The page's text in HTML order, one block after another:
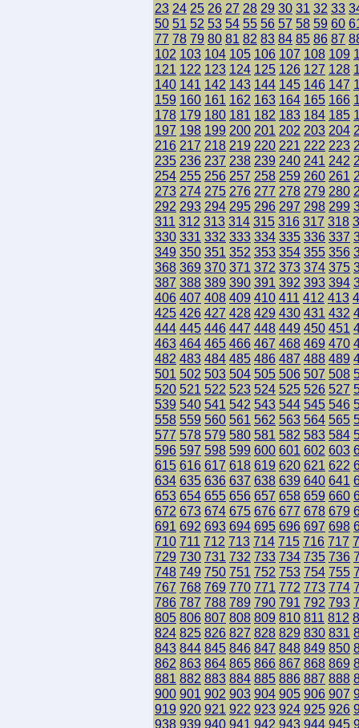
23 24 25 26 27 28 29 30 31 32 33
50 51 52 53 54 55 56 57 58 59 60
77 78 79 80 81 82 83 84 85 86 87
102 103 104 105 106 107 108 109
121 122 123 124 125 126 127 128
140 141 142 143 144 145 146 147
159 160 161 162 163 164 165 166
178 179 180 181 182 183 184 185
197 198 199 200 201 202 203 204
216 217 218 219 220 221 222 223
235 236 237 238 239 240 241 242
254 255 256 257 258 259 260 261
273 274 275 276 277 278 279 280
292 293 294 295 296 297 298 299
311 312 313 314 315 316 317 318
330 331 332 333 334 335 336 337
349 350 351 352 353 354 355 356
368 369 370 371 372 373 374 375
387 388 389 390 391 392 393 394
406 407 408 409 410 411 412 413
425 426 427 428 429 430 431 432
444 445 446 447 448 449 450 451
463 464 465 466 467 468 469 470
482 483 484 485 486 487 488 489
501 502 503 504 505 506 507 508
520 521 522 523 524 525 526 527
539 540 541 542 543 544 545 546
558 559 560 561 562 563 564 565
577 578 579 580 581 582 583 584
596 597 598 599 600 601 602 603
615 616 617 618 619 620 621 622
634 635 636 637 638 639 640 641
653 654 655 656 657 658 659 660
672 673 674 675 676 677 678 679
691 692 693 694 695 696 697 698
710 711 712 713 714 715 716 717
729 730 731 732 733 734 735 736
748 749 750 751 752 753 754 755
767 768 769 770 771 772 773 774
786 787 788 789 790 791 792 793
805 806 807 808 809 810 811 812
824 825 826 827 828 829 830 831
843 844 845 846 847 848 849 850
862 863 864 865 866 867 868 869
881 882 883 884 885 886 887 888
900 901 902 903 904 905 906 907
919 920 921 922 923 924 925 926
938 939 940 941 942 943 944 945